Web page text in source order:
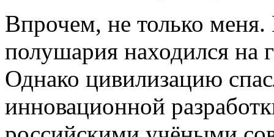
Впрочем, не только
полушария находился на
Однако цивилизацию
инновационной